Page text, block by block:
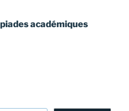
académiques